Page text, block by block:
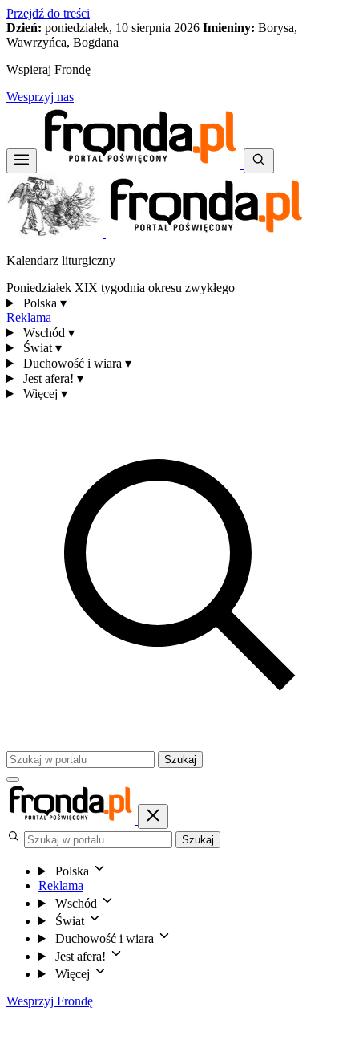
Przejdź do treści
Dzień: poniedziałek, 10 sierpnia 2026 Imieniny: Borysa,
Wawrzyńca, Bogdana
Wspieraj Frondę
Wesprzyj nas
Kalendarz liturgiczny
Poniedziałek XIX tygodnia okresu zwykłego
Polska ▾
Reklama
Wschód ▾
Świat ▾
Duchowość i wiara ▾
Jest afera! ▾
Więcej ▾
Szukaj
Szukaj
Polska
Reklama
Wschód
Świat
Duchowość i wiara
Jest afera!
Więcej
Wesprzyj Frondę